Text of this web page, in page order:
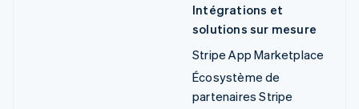
Intégrations et
solutions sur mesure
Stripe App Marketplace
Écosystème de
partenaires Stripe